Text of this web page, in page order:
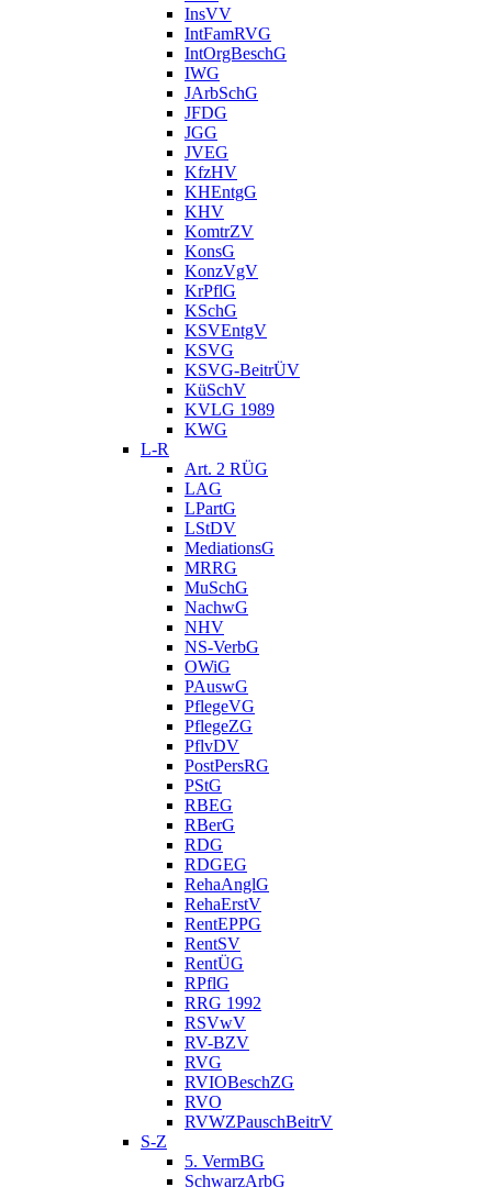
InsVV
IntFamRVG
IntOrgBeschG
IWG
JArbSchG
JFDG
JGG
JVEG
KfzHV
KHEntgG
KHV
KomtrZV
KonsG
KonzVgV
KrPflG
KSchG
KSVEntgV
KSVG
KSVG-BeitrÜV
KüSchV
KVLG 1989
KWG
L-R
Art. 2 RÜG
LAG
LPartG
LStDV
MediationsG
MRRG
MuSchG
NachwG
NHV
NS-VerbG
OWiG
PAuswG
PflegeVG
PflegeZG
PflvDV
PostPersRG
PStG
RBEG
RBerG
RDG
RDGEG
RehaAnglG
RehaErstV
RentEPPG
RentSV
RentÜG
RPflG
RRG 1992
RSVwV
RV-BZV
RVG
RVIOBeschZG
RVO
RVWZPauschBeitrV
S-Z
5. VermBG
SchwarzArbG